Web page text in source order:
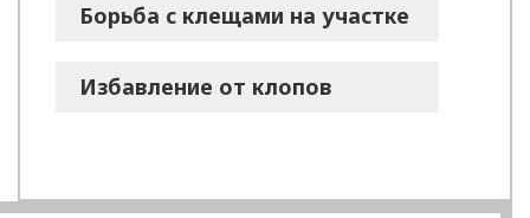
Борьба с клещами на участке
Избавление от клопов